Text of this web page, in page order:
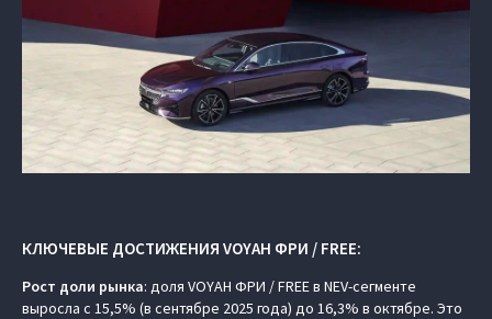
КЛЮЧЕВЫЕ ДОСТИЖЕНИЯ VOYAH ФРИ / FREE:
Рост доли рынка: доля VOYAH ФРИ / FREE в NEV-сегменте
выросла с 15,5% (в сентябре 2025 года) до 16,3% в октябре. Это